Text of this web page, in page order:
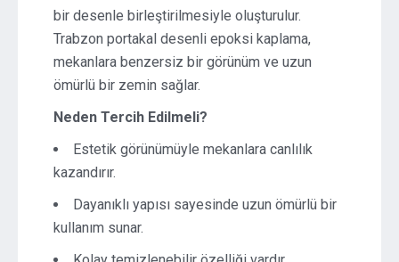
bir desenle birleştirilmesiyle oluşturulur.
Trabzon portakal desenli epoksi kaplama,
mekanlara benzersiz bir görünüm ve uzun
ömürlü bir zemin sağlar.
Neden Tercih Edilmeli?
Estetik görünümüyle mekanlara canlılık
kazandırır.
Dayanıklı yapısı sayesinde uzun ömürlü bir
kullanım sunar.